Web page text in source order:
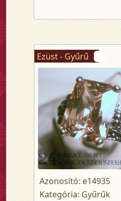
Ezüst - Gyűrű
Azonosító: e14935
Kategória: Gyűrűk